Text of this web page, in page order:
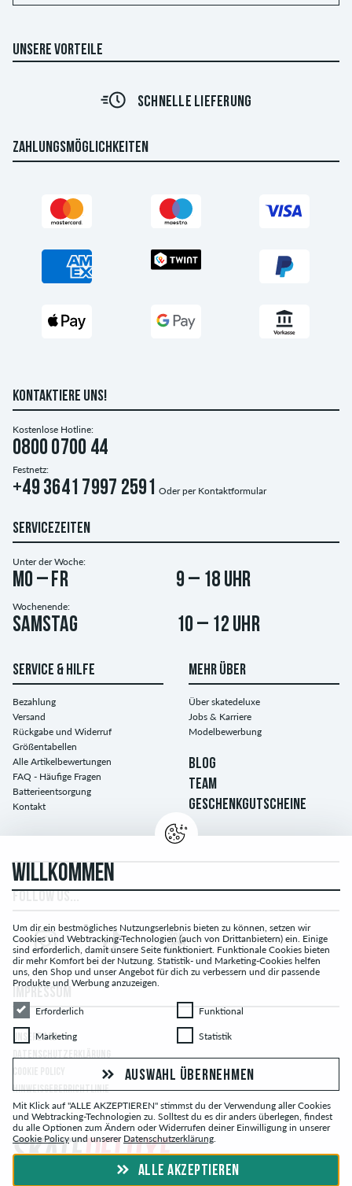
UNSERE VORTEILE
SCHNELLE LIEFERUNG
ZAHLUNGSMÖGLICHKEITEN
KONTAKTIERE UNS!
Kostenlose Hotline:
0800 0700 44
Festnetz:
+49 3641 7997 2591 Oder per Kontaktformular
SERVICEZEITEN
Unter der Woche:
Mo – Fr 9 – 18 Uhr
Wochenende:
Samstag 10 – 12 Uhr
SERVICE & HILFE
Bezahlung
Versand
Rückgabe und Widerruf
Größentabellen
Alle Artikelbewertungen
FAQ - Häufige Fragen
Batterieentsorgung
Kontakt
MEHR ÜBER
Über skatedeluxe
Jobs & Karriere
Modelbewerbung
BLOG
TEAM
GESCHENKGUTSCHEINE
UNSERE AGB
DATENSCHUTZERKLÄRUNG
HINWEISGEBERRICHTLINIE
© skatedeluxe.ch Skateshop 2026
WILLKOMMEN
Um dir ein bestmögliches Nutzungserlebnis bieten zu können, setzen wir
Cookies und Webtracking-Technologien (auch von Drittanbietern) ein. Einige
sind erforderlich, damit unsere Seite funktioniert. Funktionale Cookies bieten
dir mehr Komfort bei der Nutzung. Statistik- und Marketing-Cookies helfen
uns, den Shop und unser Angebot für dich zu verbessern und dir passende
Produkte und Werbung anzuzeigen.
Erforderlich
Erforderlich FunktionalFunktional
MarketingMarketing StatistikStatistik
AUSWAHL ÜBERNEHMEN
Mit Klick auf "ALLE AKZEPTIEREN" stimmst du der Verwendung aller Cookies
und Webtracking-Technologien zu. Solltest du es dir anders überlegen, findest
du alle Optionen zum Ändern oder Widerrufen deiner Einwilligung in unserer
Cookie Policy und unserer Datenschutzerklärung.
ALLE AKZEPTIEREN